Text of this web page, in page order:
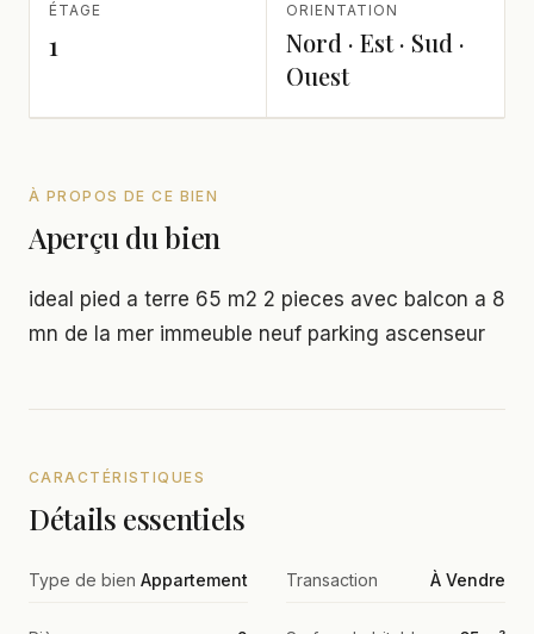
ÉTAGE
1
ORIENTATION
Nord · Est · Sud ·
Ouest
À PROPOS DE CE BIEN
Aperçu du bien
ideal pied a terre 65 m2 2 pieces avec balcon a 8
mn de la mer immeuble neuf parking ascenseur
CARACTÉRISTIQUES
Détails essentiels
Type de bien Appartement Transaction À Vendre